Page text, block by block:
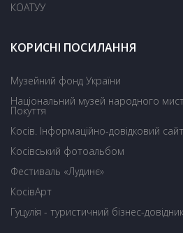
КОАТУУ
КОРИСНІ ПОСИЛАННЯ
Музейний фонд України
Національний музей народного
Покуття
Косів. Інформаційно-довідковий
Косівський фотоальбом
Фестиваль «Лудинє»
КосівАрт
Гуцулія - туристичний бізнес-довідник